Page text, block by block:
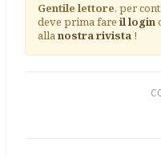
Gentile lettore, per
deve prima fare il login
allanostra rivista !